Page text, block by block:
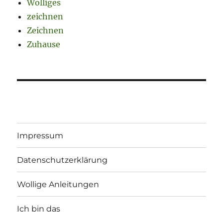
Wolliges
zeichnen
Zeichnen
Zuhause
Impressum
Datenschutzerklärung
Wollige Anleitungen
Ich bin das